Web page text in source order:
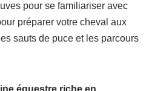
pour se familiariser avec
préparer votre cheval aux
sauts de puce et les parcours